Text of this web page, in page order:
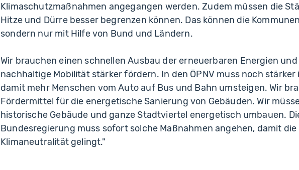
Klimaschutzmaßnahmen angegangen werden. Zudem müssen die
Hitze und Dürre besser begrenzen können. Das können die
sondern nur mit Hilfe von Bund und Ländern.
Wir brauchen einen schnellen Ausbau der erneuerbaren Energien
nachhaltige Mobilität stärker fördern. In den ÖPNV muss noch
damit mehr Menschen vom Auto auf Bus und Bahn umsteigen. Wir
Fördermittel für die energetische Sanierung von Gebäuden. Wir
historische Gebäude und ganze Stadtviertel energetisch umbauen.
Bundesregierung muss sofort solche Maßnahmen angehen, damit
Klimaneutralität gelingt."